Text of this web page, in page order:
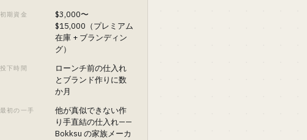
初期資金
$3,000〜
$15,000（プレミアム
在庫 + ブランディン
グ）
投下時間
ローンチ前の仕入れ
とブランド作りに数
か月
最初の一手
他が真似できない作
り手直結の仕入れ——
Bokksu の家族メーカ